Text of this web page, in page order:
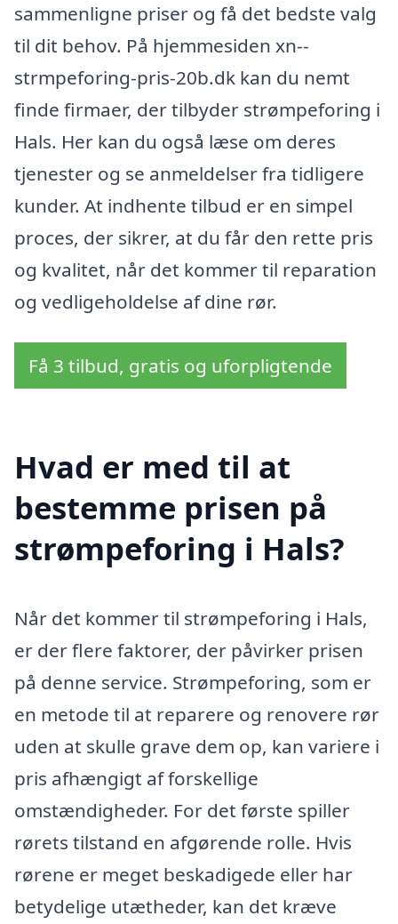
sammenligne priser og få det bedste valg
til dit behov. På hjemmesiden xn--
strmpeforing-pris-20b.dk kan du nemt
finde firmaer, der tilbyder strømpeforing i
Hals. Her kan du også læse om deres
tjenester og se anmeldelser fra tidligere
kunder. At indhente tilbud er en simpel
proces, der sikrer, at du får den rette pris
og kvalitet, når det kommer til reparation
og vedligeholdelse af dine rør.
Få 3 tilbud, gratis og uforpligtende
Hvad er med til at
bestemme prisen på
strømpeforing i Hals?
Når det kommer til strømpeforing i Hals,
er der flere faktorer, der påvirker prisen
på denne service. Strømpeforing, som er
en metode til at reparere og renovere rør
uden at skulle grave dem op, kan variere i
pris afhængigt af forskellige
omstændigheder. For det første spiller
rørets tilstand en afgørende rolle. Hvis
rørene er meget beskadigede eller har
betydelige utætheder, kan det kræve